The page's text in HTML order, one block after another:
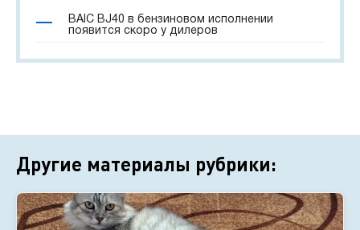
BAIC BJ40 в бензиновом исполнении
появится скоро у дилеров
Другие материалы рубрики: